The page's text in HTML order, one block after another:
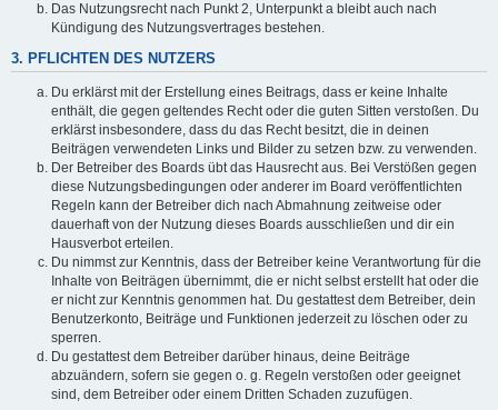
Das Nutzungsrecht nach Punkt 2, Unterpunkt a bleibt auch nach
Kündigung des Nutzungsvertrages bestehen.
3. PFLICHTEN DES NUTZERS
Du erklärst mit der Erstellung eines Beitrags, dass er keine Inhalte
enthält, die gegen geltendes Recht oder die guten Sitten verstoßen. Du
erklärst insbesondere, dass du das Recht besitzt, die in deinen
Beiträgen verwendeten Links und Bilder zu setzen bzw. zu verwenden.
Der Betreiber des Boards übt das Hausrecht aus. Bei Verstößen gegen
diese Nutzungsbedingungen oder anderer im Board veröffentlichten
Regeln kann der Betreiber dich nach Abmahnung zeitweise oder
dauerhaft von der Nutzung dieses Boards ausschließen und dir ein
Hausverbot erteilen.
Du nimmst zur Kenntnis, dass der Betreiber keine Verantwortung für die
Inhalte von Beiträgen übernimmt, die er nicht selbst erstellt hat oder die
er nicht zur Kenntnis genommen hat. Du gestattest dem Betreiber, dein
Benutzerkonto, Beiträge und Funktionen jederzeit zu löschen oder zu
sperren.
Du gestattest dem Betreiber darüber hinaus, deine Beiträge
abzuändern, sofern sie gegen o. g. Regeln verstoßen oder geeignet
sind, dem Betreiber oder einem Dritten Schaden zuzufügen.